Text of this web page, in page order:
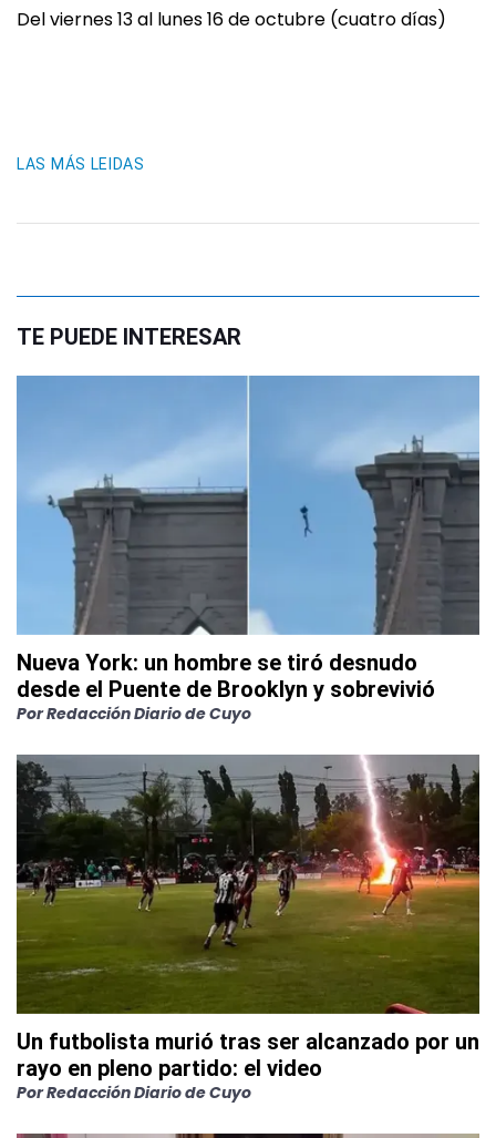
Del viernes 13 al lunes 16 de octubre (cuatro días)
LAS MÁS LEIDAS
TE PUEDE INTERESAR
Nueva York: un hombre se tiró desnudo
desde el Puente de Brooklyn y sobrevivió
PorRedacción Diario de Cuyo
Un futbolista murió tras ser alcanzado por un
rayo en pleno partido: el video
PorRedacción Diario de Cuyo